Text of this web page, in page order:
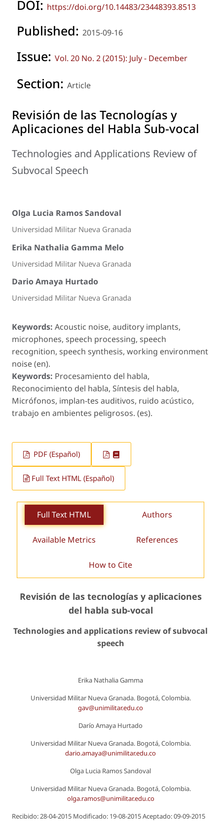
DOI: https://doi.org/10.14483/23448393.8513
Published: 2015-09-16
Issue: Vol. 20 No. 2 (2015): July - December
Section: Article
Revisión de las Tecnologías y
Aplicaciones del Habla Sub-vocal
Technologies and Applications Review of
Subvocal Speech
Olga Lucia Ramos Sandoval
Universidad Militar Nueva Granada
Erika Nathalia Gamma Melo
Universidad Militar Nueva Granada
Dario Amaya Hurtado
Universidad Militar Nueva Granada
Keywords: Acoustic noise, auditory implants,
microphones, speech processing, speech
recognition, speech synthesis, working environment
noise (en).
Keywords: Procesamiento del habla,
Reconocimiento del habla, Síntesis del habla,
Micrófonos, implan-tes auditivos, ruido acústico,
trabajo en ambientes peligrosos. (es).
PDF (Español)
Full Text HTML (Español)
Full Text HTML Authors
Available Metrics References
How to Cite
Revisión de las tecnologías y aplicaciones
del habla sub-vocal
Technologies and applications review of subvocal
speech
Erika Nathalia Gamma
Universidad Militar Nueva Granada. Bogotá, Colombia.
gav@unimilitar.edu.co
Darío Amaya Hurtado
Universidad Militar Nueva Granada. Bogotá, Colombia.
dario.amaya@unimilitar.edu.co
Olga Lucia Ramos Sandoval
Universidad Militar Nueva Granada. Bogotá, Colombia.
olga.ramos@unimilitar.edu.co
Recibido: 28-04-2015 Modificado: 19-08-2015 Aceptado: 09-09-2015